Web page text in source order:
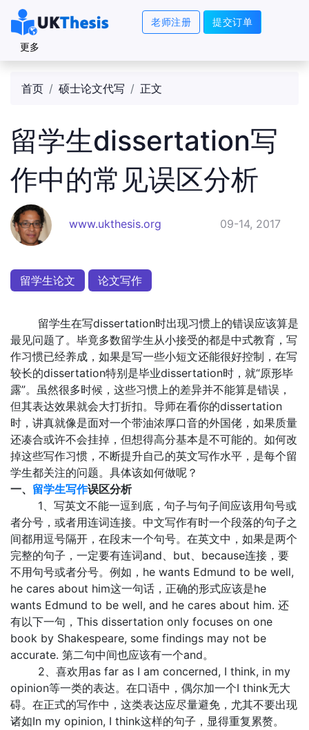
老师注册 提交订单
更多
首页 硕士论文代写 正文
留学生dissertation写
作中的常见误区分析
www.ukthesis.org 09-14, 2017
留学生论文 论文写作
留学生在写dissertation时出现习惯上的错误应该算是
最见问题了。毕竟多数留学生从小接受的都是中式教育，写
作习惯已经养成，如果是写一些小短文还能很好控制，在写
较长的dissertation特别是毕业dissertation时，就“原形毕
露”。虽然很多时候，这些习惯上的差异并不能算是错误，
但其表达效果就会大打折扣。导师在看你的dissertation
时，讲真就像是面对一个带油浓厚口音的外国佬，如果质量
还凑合或许不会挂掉，但想得高分基本是不可能的。如何改
掉这些写作习惯，不断提升自己的英文写作水平，是每个留
学生都关注的问题。具体该如何做呢？
一、 留学生写作误区分析
1、写英文不能一逗到底，句子与句子间应该用句号或
者分号，或者用连词连接。中文写作有时一个段落的句子之
间都用逗号隔开，在段末一个句号。在英文中，如果是两个
完整的句子，一定要有连词and、but、because连接，要
不用句号或者分号。例如，he wants Edmund to be well,
he cares about him这一句话，正确的形式应该是he
wants Edmund to be well, and he cares about him. 还
有以下一句，This dissertation only focuses on one
book by Shakespeare, some findings may not be
accurate. 第二句中间也应该有一个and。
2、喜欢用as far as I am concerned, I think, in my
opinion等一类的表达。在口语中，偶尔加一个I think无大
碍。在正式的写作中，这类表达应尽量避免，尤其不要出现
诸如In my opinion, I think这样的句子，显得重复累赘。